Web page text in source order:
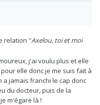
relation "Axelou, toi et moi
j'ai voulu plus et elle
elle donc je me suis fait à
a jamais franchi le cap donc
du docteur, puis de la
m'égare là !